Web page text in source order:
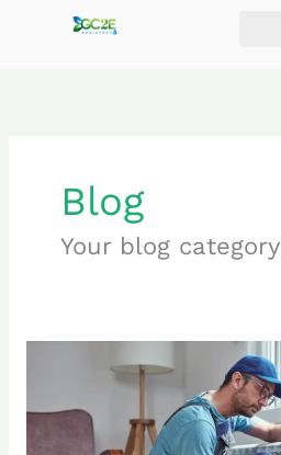
Blog
Your blog category
chauffagiste
Villeurbanne